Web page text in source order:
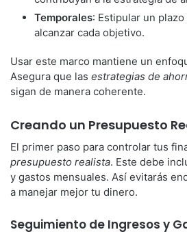
Temporales: Estipular un
alcanzar cada objetivo.
Usar este marco mantiene un
Asegura que las estrategias de
sigan de manera coherente.
Creando un Presupuesto
El primer paso para controlar tus
presupuesto realista. Este debe
y gastos mensuales. Así evitarás
a manejar mejor tu dinero.
Seguimiento de Ingresos y